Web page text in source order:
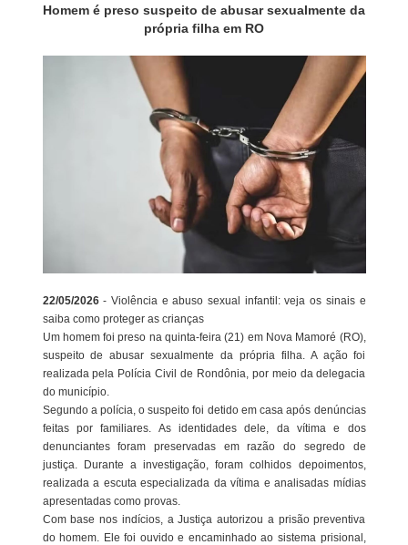
Homem é preso suspeito de abusar sexualmente da
própria filha em RO
22/05/2026- Violência e abuso sexual infantil: veja os sinais e
saiba como proteger as crianças
Um homem foi preso na quinta-feira (21) em Nova Mamoré (RO),
suspeito de abusar sexualmente da própria filha. A ação foi
realizada pela Polícia Civil de Rondônia, por meio da delegacia
do município.
Segundo a polícia, o suspeito foi detido em casa após denúncias
feitas por familiares. As identidades dele, da vítima e dos
denunciantes foram preservadas em razão do segredo de
justiça. Durante a investigação, foram colhidos depoimentos,
realizada a escuta especializada da vítima e analisadas mídias
apresentadas como provas.
Com base nos indícios, a Justiça autorizou a prisão preventiva
do homem. Ele foi ouvido e encaminhado ao sistema prisional,